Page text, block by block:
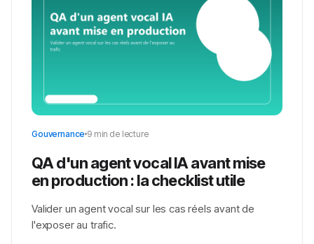
Gouvernance 9 min de lecture
QA d'un agent vocal IA avant mise
en production : la checklist utile
Valider un agent vocal sur les cas réels avant de
l'exposer au trafic.